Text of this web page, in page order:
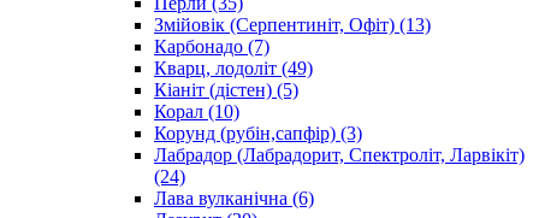
Змійовік (Серпентиніт, Офіт) (13)
Карбонадо (7)
Кварц, лодоліт (49)
Кіаніт (дістен) (5)
Корал (10)
Корунд (рубін,сапфір) (3)
Лабрадор (Лабрадорит, Спектроліт, Ларвікіт)
(24)
Лава вулканічна (6)